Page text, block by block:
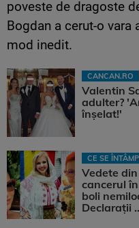
poveste de dragoste
Bogdan a cerut-o vara
mod inedit.
CANCAN.RO
Valentin
adulter?
înșelat!'
CE SE
Vedete
cancerul
boli
Declarații